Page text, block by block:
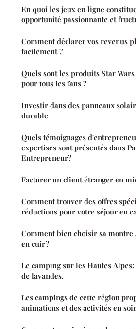
En quoi les jeux en ligne
opportunité passionnante et
Comment déclarer vos revenus
facilement ?
Quels sont les produits Star
pour tous les fans ?
Investir dans des panneaux
durable
Quels témoignages
expertises sont présentés dans
Entrepreneur?
Facturer un client étranger en
Comment trouver des offres
réductions pour votre séjour en
Comment bien choisir sa montre
en cuir ?
Le camping sur les Hautes
de lavandes.
Les campings de cette région
animations et des activités en